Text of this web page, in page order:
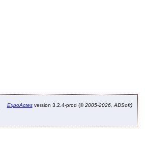
ExpoActesversion 3.2.4-prod (©2005-2026, ADSoft)